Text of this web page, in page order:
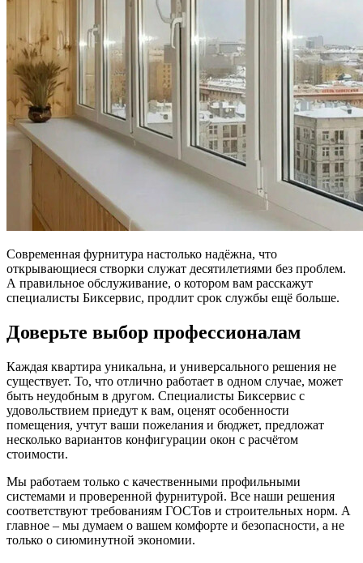
Современная фурнитура настолько надёжна, что
открывающиеся створки служат десятилетиями без проблем.
А правильное обслуживание, о котором вам расскажут
специалисты Биксервис, продлит срок службы ещё больше.
Доверьте выбор профессионалам
Каждая квартира уникальна, и универсального решения не
существует. То, что отлично работает в одном случае, может
быть неудобным в другом. Специалисты Биксервис с
удовольствием приедут к вам, оценят особенности
помещения, учтут ваши пожелания и бюджет, предложат
несколько вариантов конфигурации окон с расчётом
стоимости.
Мы работаем только с качественными профильными
системами и проверенной фурнитурой. Все наши решения
соответствуют требованиям ГОСТов и строительных норм. А
главное – мы думаем о вашем комфорте и безопасности, а не
только о сиюминутной экономии.